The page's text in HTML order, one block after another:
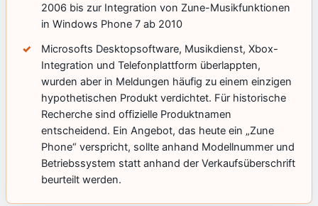
2006 bis zur Integration von Zune-Musikfunktionen
in Windows Phone 7 ab 2010
Microsofts Desktopsoftware, Musikdienst, Xbox-
Integration und Telefonplattform überlappten,
wurden aber in Meldungen häufig zu einem einzigen
hypothetischen Produkt verdichtet. Für historische
Recherche sind offizielle Produktnamen
entscheidend. Ein Angebot, das heute ein „Zune
Phone“ verspricht, sollte anhand Modellnummer und
Betriebssystem statt anhand der Verkaufsüberschrift
beurteilt werden.